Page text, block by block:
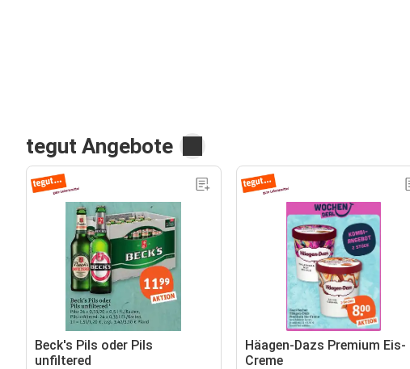
tegut Angebote
Beck's Pils oder Pils
unfiltered
Häagen-Dazs Premium Eis-
Creme